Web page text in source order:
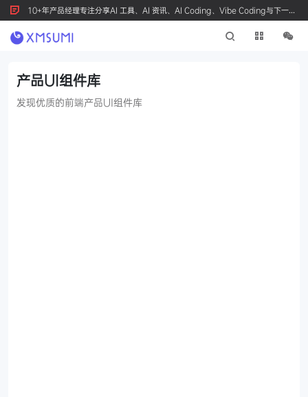
10+年产品经理专注分享AI 工具、AI 资讯、AI Coding、Vibe Coding与下一代
产品创新，按 Ctrl+D 收藏我们
产品UI组件库
发现优质的前端产品UI组件库